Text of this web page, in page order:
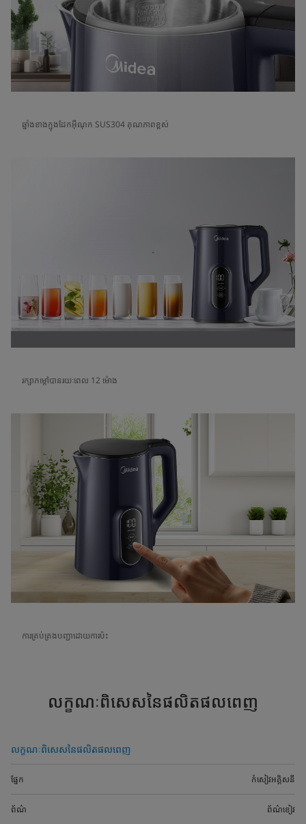
ឆ្នាំងខាងក្នុងដែកអ៊ីណុក SUS304 គុណភាពខ្ពស់
រក្សាកម្ដៅបានរយៈពេល 12 ម៉ោង
ការគ្រប់គ្រងបញ្ជាដោយការប៉ះ
លក្ខណៈពិសេសនៃផលិតផលពេញ
លក្ខណៈពិសេសនៃផលិតផលពេញ
ផ្នែក កំសៀវអគ្គិសនី
ព័ណ៌ ព័ណ៌ខៀវ